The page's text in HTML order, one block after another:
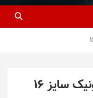
سایز 16